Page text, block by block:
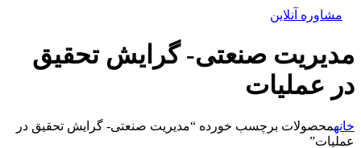
مشاوره آنلاین
مدیریت صنعتی- گرایش تحقیق
در عملیات
خانهمحصولات برچسب خورده “مدیریت صنعتی- گرایش تحقیق در
عملیات”